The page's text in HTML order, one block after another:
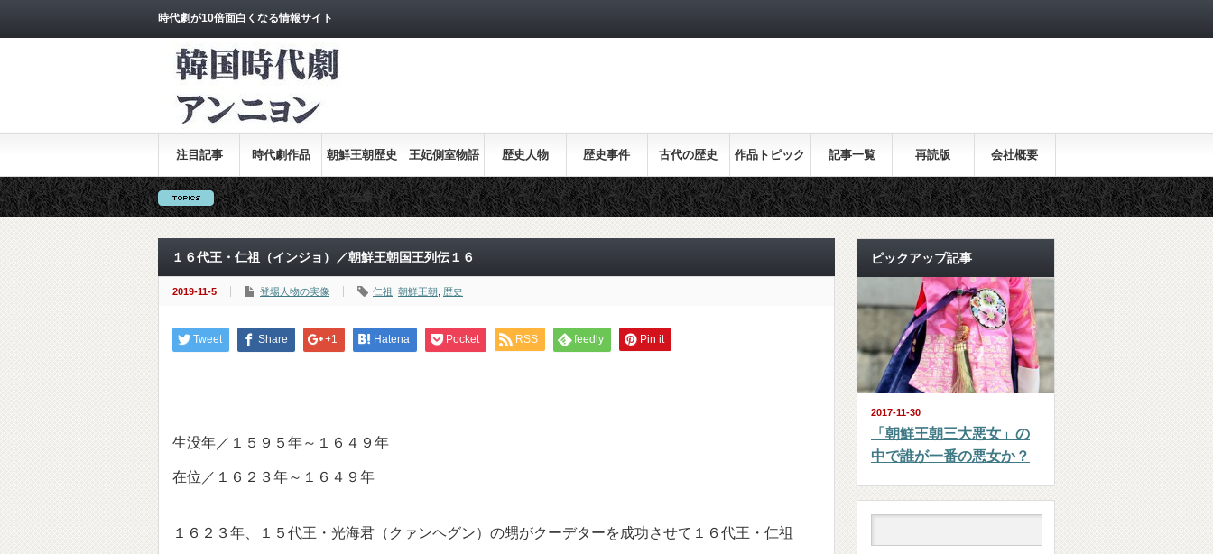
時代劇が10倍面白くなる情報サイト
注目記事 時代劇作品 朝鮮王朝歴史
全集
王妃側室物語 歴史人物 歴史事件 古代の歴史 作品トピック
ス
記事一覧 再読版 会社概要
１６代王・仁祖（インジョ）／朝鮮王朝国王列伝１６
2019-11-5 登場人物の実像 仁祖 朝鮮王朝 歴史
Tweet Share +1 Hatena Pocket RSS feedly Pin it
生没年／１５９５年～１６４９年
在位／１６２３年～１６４９年
１６２３年、１５代王・光海君（クァンヘグン）の甥がクーデターを成功させて１６代王・仁祖
ピックアップ記事
2017-11-30
「朝鮮王朝三大悪女」の
中で誰が一番の悪女か？